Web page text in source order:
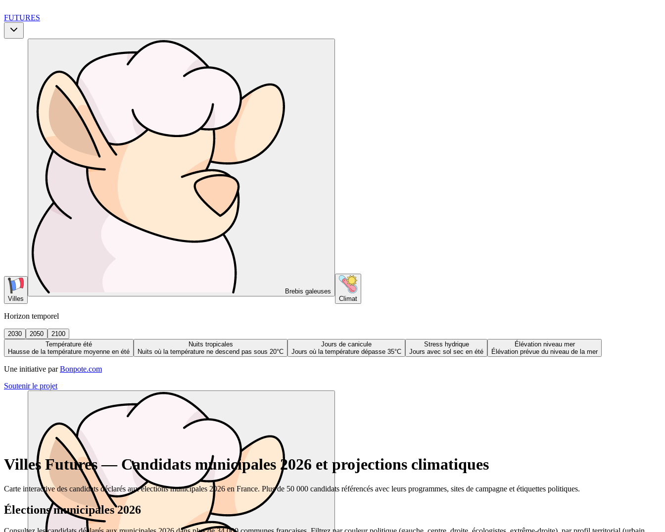
FUTURES
Villes
Brebis galeuses
Climat
Horizon temporel
2030 2050
2100
Température été
Hausse de la température moyenne en été
Nuits tropicales
Nuits où la température ne descend pas sous 20°C
Jours de canicule
Jours où la température dépasse 35°C
Stress hydrique
Jours avec sol sec en été
Élévation niveau mer
Élévation prévue du niveau de la mer
Une initiative par Bonpote.com
Soutenir le projet
Villes Futures — Candidats municipales 2026 et projections climatiques
Carte interactive des candidats déclarés aux élections municipales 2026 en France. Plus de 50 000 candidats référencés avec leurs programmes, sites de campagne et étiquettes politiques.
Élections municipales 2026